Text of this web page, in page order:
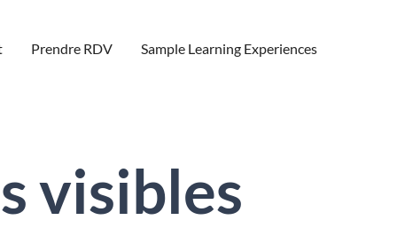
Prendre RDV Sample Learning Experiences
visibles